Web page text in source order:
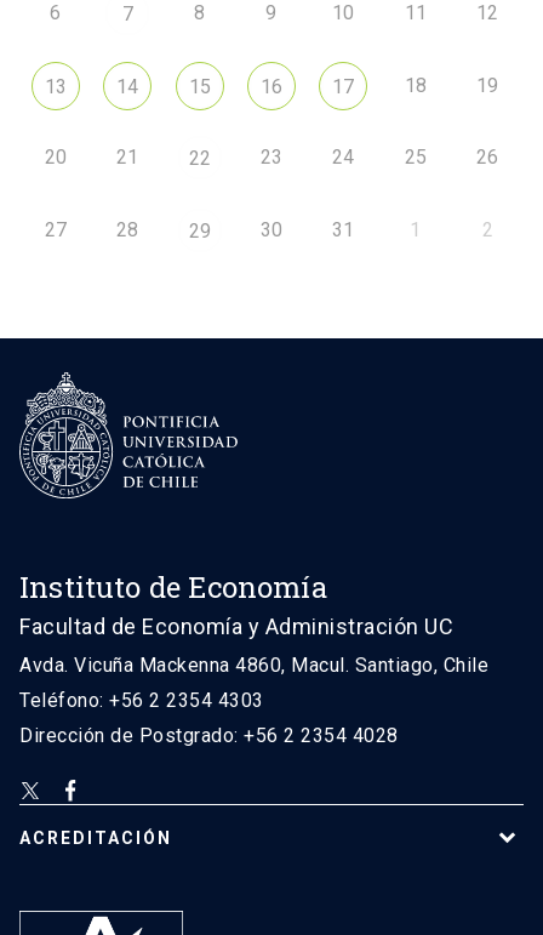
6 7 8 9 10 11 12
13 14 15 16 17 18 19
20 21 22 23 24 25 26
27 28 29 30 31 1 2
Instituto de Economía
Facultad de Economía y Administración UC
Avda. Vicuña Mackenna 4860, Macul. Santiago, Chile
Teléfono: +56 2 2354 4303
Dirección de Postgrado: +56 2 2354 4028
ACREDITACIÓN